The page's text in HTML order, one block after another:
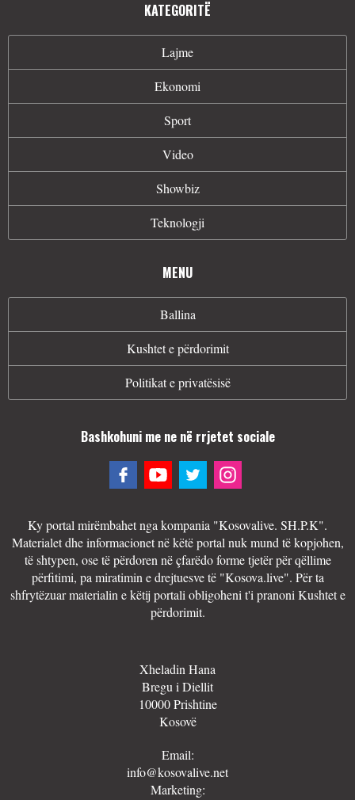
KATEGORITË
Lajme
Ekonomi
Sport
Video
Showbiz
Teknologji
MENU
Ballina
Kushtet e përdorimit
Politikat e privatësisë
Bashkohuni me ne në rrjetet sociale
Ky portal mirëmbahet nga kompania "Kosovalive. SH.P.K".
Materialet dhe informacionet në këtë portal nuk mund të kopjohen,
të shtypen, ose të përdoren në çfarëdo forme tjetër për qëllime
përfitimi, pa miratimin e drejtuesve të "Kosova.live". Për ta
shfrytëzuar materialin e këtij portali obligoheni t'i pranoni Kushtet e
përdorimit.
Xheladin Hana
Bregu i Diellit
10000 Prishtine
Kosovë
Email:
info@kosovalive.net
Marketing: